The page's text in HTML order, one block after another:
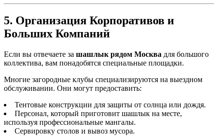
5. Организация Корпоративов и
Больших Компаний
Если вы отвечаете за шашлык рядом Москва для большого
коллектива, вам понадобятся специальные площадки.
Многие загородные клубы специализируются на выездном
обслуживании. Они могут предоставить:
Тентовые конструкции для защиты от солнца или дождя.
Персонал, который приготовит шашлык на месте,
используя профессиональные мангалы.
Сервировку столов и вывоз мусора.